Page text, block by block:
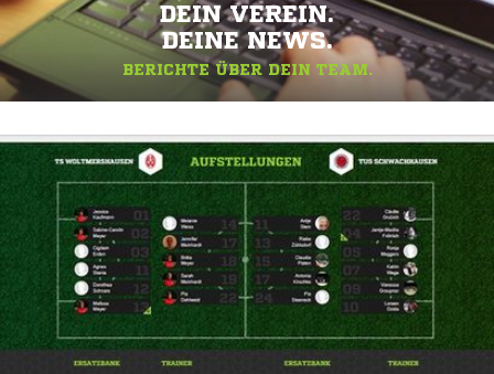
DEIN VEREIN.
DEINE NEWS.
BERICHTE ÜBER DEIN TEAM.